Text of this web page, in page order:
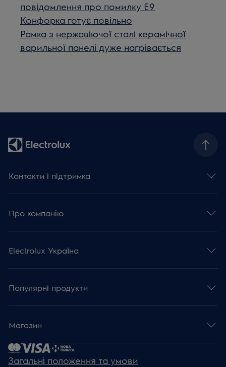
повідомлення про помилку E9
Конфорка готує повільно
Рамка з нержавіючої сталі керамічної
варильної панелі дуже нагрівається
Контакти і підтримка
Про компанію
Electrolux Україна
Популярні продукти
Магазин
Загальні положення та умови